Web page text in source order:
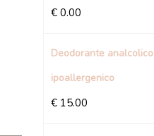
€0.00
Deodorante analcolico
ipoallergenico
€15.00